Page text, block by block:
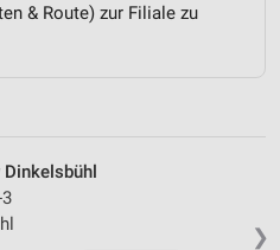
& Route) zur Filiale zu
❯